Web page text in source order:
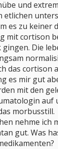
und
etlichen
es zu keiner
mit cortison
gingen. Die
das cortison
es mir gut
mit den
auf
morbusstill.
nehme ich
gut. Was